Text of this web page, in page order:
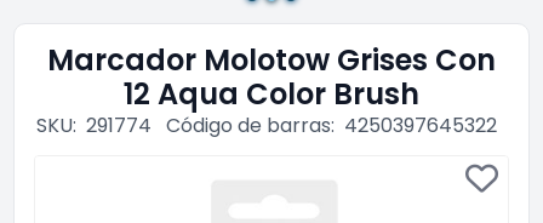
Marcador Molotow Grises Con
12 Aqua Color Brush
SKU: 291774 Código de barras: 4250397645322